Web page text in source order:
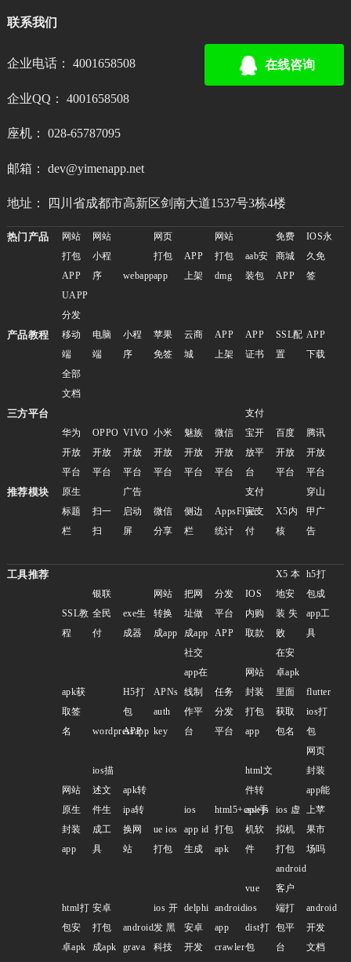
联系我们
企业电话： 4001658508
企业QQ： 4001658508
座机： 028-65787095
邮箱： dev@yimenapp.net
地址： 四川省成都市高新区剑南大道1537号3栋4楼
在线咨询
热门产品
网站
打包
APP
网站
小程
序
webapp
网页
打包
app
APP
上架
网站
打包
dmg
aab安
装包
免费
商城
APP
IOS永
久免
签
UAPP
分发
产品教程
移动
端
电脑
端
小程
序
苹果
免签
云商
城
APP
上架
APP
证书
SSL配
置
APP
下载
全部
文档
三方平台
华为
开放
平台
OPPO
开放
平台
VIVO
开放
平台
小米
开放
平台
魅族
开放
平台
微信
开放
平台
支付
宝开
放平
台
百度
开放
平台
腾讯
开放
平台
推荐模块
原生
标题
栏
扫一
扫
广告
启动
屏
微信
分享
侧边
栏
AppsFlyer
统计
支付
宝支
付
X5内
核
穿山
甲广
告
工具推荐
SSL教
程
银联
全民
付
exe生
成器
网站
转换
成app
把网
址做
成app
分发
平台
APP
IOS
内购
取款
X5 本
地安
装 失
败
h5打
包成
app工
具
apk获
取签
名
wordpressapp
H5打
包
APP
APNs
auth
key
社交
app在
线制
作平
台
任务
分发
平台
网站
封装
打包
app
在安
卓apk
里面
获取
包名
flutter
ios打
包
网站
原生
封装
app
ios描
述文
件生
成工
具
apk转
ipa转
换网
站
ue ios
打包
ios
app id
生成
html5+css+js
打包
apk
html文
件转
apk手
机软
件
ios 虚
拟机
打包
网页
封装
app能
上苹
果市
场吗
html打
包安
卓apk
安卓
打包
成apk
android
grava
ios 开
发 黑
科技
delphi
安卓
开发
android
app
crawler
vue
ios
dist打
包
android
客户
端打
包平
台
android
开发
文档